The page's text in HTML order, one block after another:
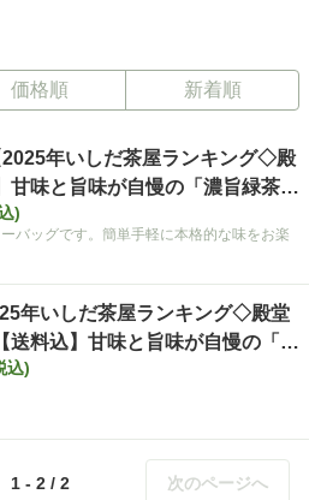
価格順 新着順
年いしだ茶屋ランキング◇殿
味と旨味が自慢の「濃旨緑茶テ
」 5g×40ヶ入 静岡 森町 お茶
函便不可】【定番】【キャンペー
)
バッグです。簡単手軽に本格的な味をお楽
年いしだ茶屋ランキング◇殿堂
送料込】甘味と旨味が自慢の「濃
ーバッグ」 5g×40ヶ×10袋
込)
1 - 2 / 2 次のページへ